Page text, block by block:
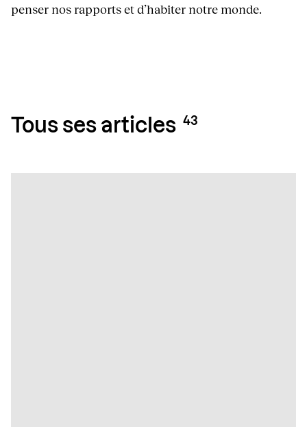
penser nos rapports et d’habiter notre monde.
Tous ses articles 43